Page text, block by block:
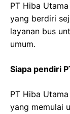
PT Hiba
yang berdiri
layanan bus
umum.
Siapa pendiri
PT Hiba
yang memulai